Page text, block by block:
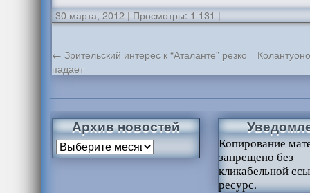
30 марта, 2012 | Просмотры: 1 131 |
← Зрительский интерес к “Аталанте” резко
падает
Архив новостей
Копирование
запрещено без
кликабельной
ресурс.